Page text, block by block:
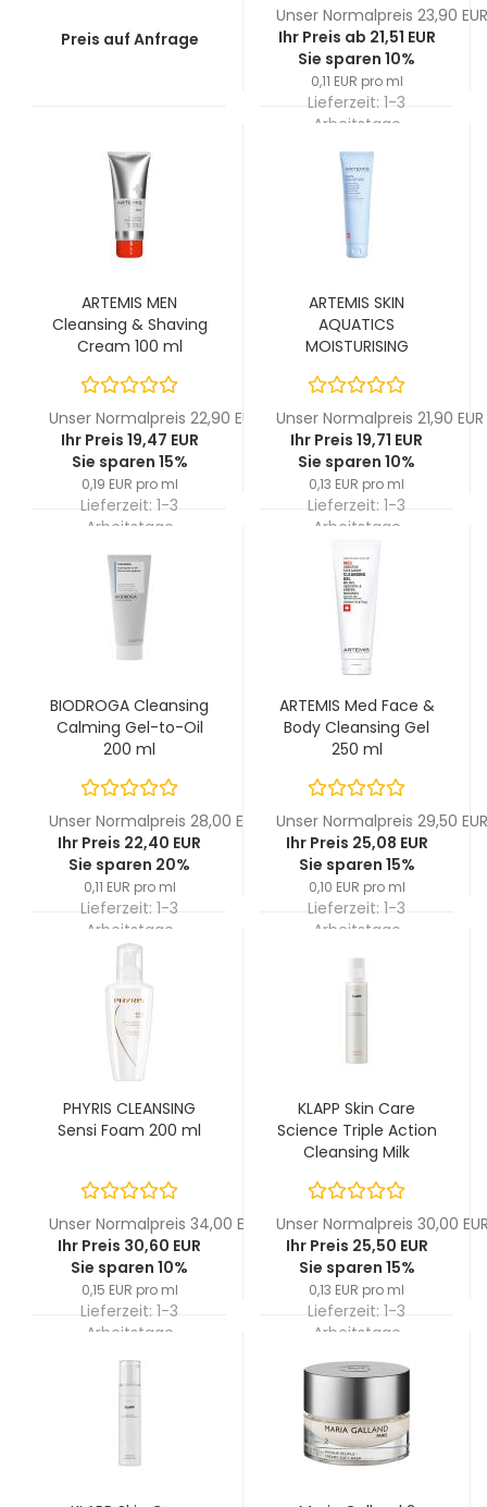
Preis auf Anfrage
Unser Normalpreis 23,90 EUR
Ihr Preis ab 21,51 EUR
Sie sparen 10%
0,11 EUR pro ml
Lieferzeit: 1-3
Arbeitstage
ARTEMIS MEN
Cleansing & Shaving
Cream 100 ml
Unser Normalpreis 22,90 EUR
Ihr Preis 19,47 EUR
Sie sparen 15%
0,19 EUR pro ml
Lieferzeit: 1-3
Arbeitstage
ARTEMIS SKIN
AQUATICS
MOISTURISING
Unser Normalpreis 21,90 EUR
Ihr Preis 19,71 EUR
Sie sparen 10%
0,13 EUR pro ml
Lieferzeit: 1-3
Arbeitstage
BIODROGA Cleansing
Calming Gel-to-Oil
200 ml
Unser Normalpreis 28,00 EUR
Ihr Preis 22,40 EUR
Sie sparen 20%
0,11 EUR pro ml
Lieferzeit: 1-3
Arbeitstage
ARTEMIS Med Face &
Body Cleansing Gel
250 ml
Unser Normalpreis 29,50 EUR
Ihr Preis 25,08 EUR
Sie sparen 15%
0,10 EUR pro ml
Lieferzeit: 1-3
Arbeitstage
PHYRIS CLEANSING
Sensi Foam 200 ml
Unser Normalpreis 34,00 EUR
Ihr Preis 30,60 EUR
Sie sparen 10%
0,15 EUR pro ml
Lieferzeit: 1-3
Arbeitstage
KLAPP Skin Care
Science Triple Action
Cleansing Milk
Unser Normalpreis 30,00
Ihr Preis 25,50 EUR
Sie sparen 15%
0,13 EUR pro ml
Lieferzeit: 1-3
Arbeitstage